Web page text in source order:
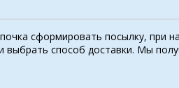
сформировать посылку, при
выбрать способ доставки. Мы